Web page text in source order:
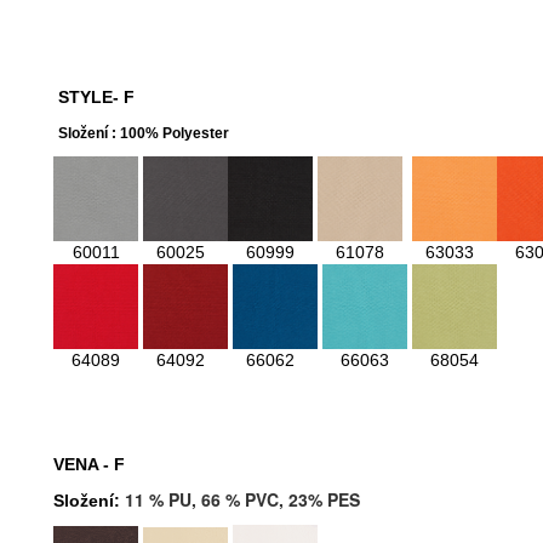
STYLE- F
Složení : 100% Polyester
60011 60025 60999 61078 63033
64089 64092 66062 66063 68054
VENA - F
Složení: 11 % PU, 66 % PVC, 23% PES